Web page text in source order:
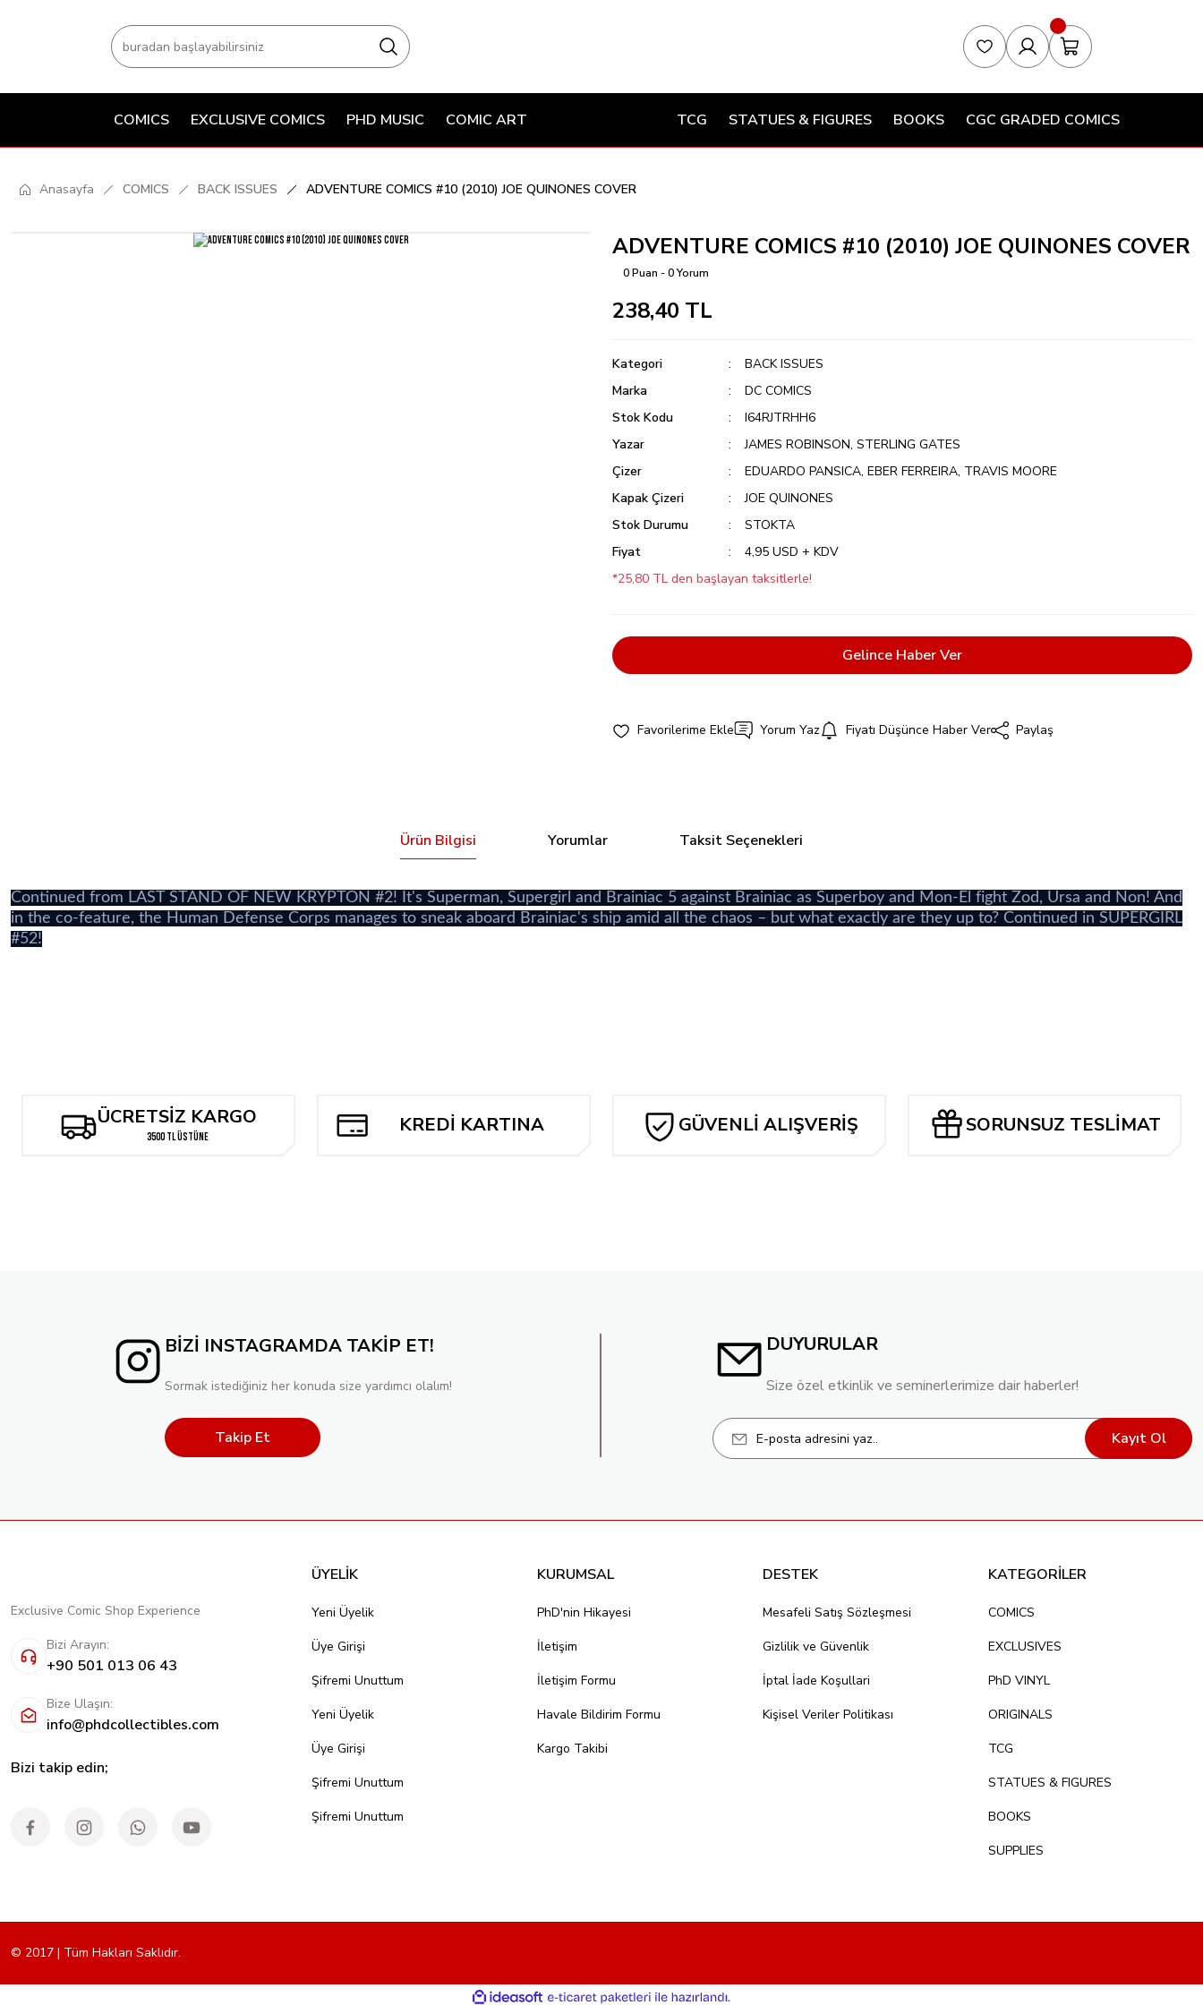
COMICS EXCLUSIVE COMICS PHD MUSIC COMIC ART TCG STATUES & FIGURES BOOKS CGC GRADED COMICS
Anasayfa COMICS BACK ISSUES ADVENTURE COMICS #10 (2010) JOE QUINONES COVER
ADVENTURE COMICS #10 (2010) JOE QUINONES COVER
0 Puan - 0 Yorum
238,40 TL
Kategori
BACK ISSUES
Marka
DC COMICS
Stok Kodu
I64RJTRHH6
Yazar
JAMES ROBINSON, STERLING GATES
Çizer
EDUARDO PANSICA, EBER FERREIRA, TRAVIS MOORE
Kapak Çizeri
JOE QUINONES
Stok Durumu
STOKTA
Fiyat
4,95 USD + KDV
*25,80 TL den başlayan taksitlerle!
Gelince Haber Ver
Yorum Yaz Fiyatı Düşünce Haber Ver Paylaş
Ürün Bilgisi Yorumlar Taksit Seçenekleri
Continued from LAST STAND OF NEW KRYPTON #2! It's Superman, Supergirl and Brainiac 5 against Brainiac as Superboy and Mon-El fight Zod, Ursa and Non! And
in the co-feature, the Human Defense Corps manages to sneak aboard Brainiac's ship amid all the chaos – but what exactly are they up to? Continued in SUPERGIRL
#52!
ÜCRETSİZ KARGO
3500 TL ÜSTÜNE
KREDİ KARTINA
GÜVENLİ ALIŞVERİŞ SORUNSUZ TESLİMAT
BİZİ INSTAGRAMDA TAKİP ET!
Sormak istediğiniz her konuda size yardımcı olalım!
Takip Et
DUYURULAR
Size özel etkinlik ve seminerlerimize dair haberler!
Kayıt Ol
Exclusive Comic Shop Experience
Bizi Arayın:
+90 501 013 06 43
Bize Ulaşın:
info@phdcollectibles.com
Bizi takip edin;
ÜYELİK
Yeni Üyelik
Üye Girişi
Şifremi Unuttum
Yeni Üyelik
Üye Girişi
Şifremi Unuttum
Şifremi Unuttum
KURUMSAL
PhD'nin Hikayesi
İletişim
İletişim Formu
Havale Bildirim Formu
Kargo Takibi
DESTEK
Mesafeli Satış Sözleşmesi
Gizlilik ve Güvenlik
İptal İade Koşullari
Kişisel Veriler Politikası
KATEGORİLER
COMICS
EXCLUSIVES
PhD VINYL
ORIGINALS
TCG
STATUES & FIGURES
BOOKS
SUPPLIES
© 2017 | Tüm Hakları Saklıdır.
ideasoft e-